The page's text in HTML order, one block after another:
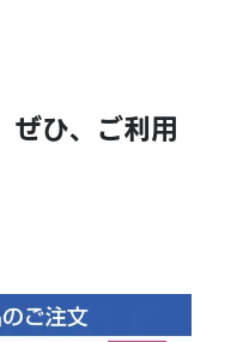
ぜひ、ご利用